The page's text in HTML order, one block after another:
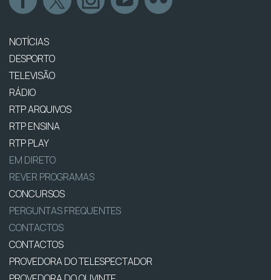
NOTÍCIAS
DESPORTO
TELEVISÃO
RÁDIO
RTP ARQUIVOS
RTP ENSINA
RTP PLAY
EM DIRETO
REVER PROGRAMAS
CONCURSOS
PERGUNTAS FREQUENTES
CONTACTOS
CONTACTOS
PROVEDORA DO TELESPECTADOR